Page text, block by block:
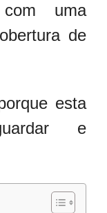
com uma
de
esta
e